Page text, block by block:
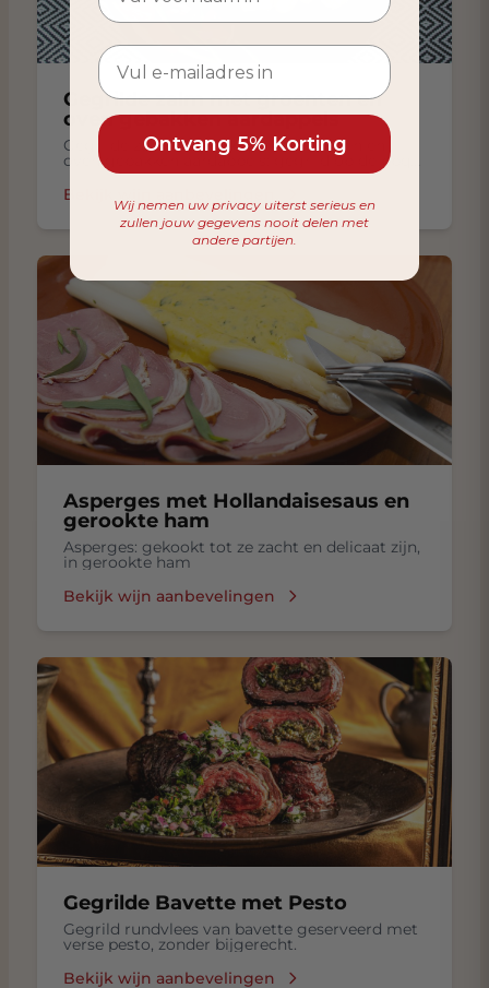
Gegrilde zalm met groenten en
oven gebakken aardappels
Gegrilde zalm op de bbq met groenten en
oven gebakken aardappels: gegrild op de bbq
zalm met groenten, oven gebakken aardappels
Bekijk wijn aanbevelingen
Asperges met Hollandaisesaus en
gerookte ham
Asperges: gekookt tot ze zacht en delicaat zijn,
in gerookte ham
Bekijk wijn aanbevelingen
Gegrilde Bavette met Pesto
Gegrild rundvlees van bavette geserveerd met
verse pesto, zonder bijgerecht.
Bekijk wijn aanbevelingen
Ontvang 5% Korting
Wij nemen uw privacy uiterst serieus en
zullen jouw gegevens nooit delen met
andere partijen.